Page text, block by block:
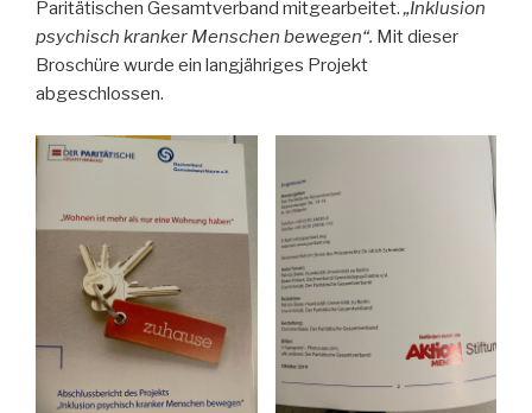
Paritätischen Gesamtverband mitgearbeitet.„Inklusion
psychisch kranker Menschen bewegen“. Mit dieser
Broschüre wurde ein langjähriges Projekt
abgeschlossen.